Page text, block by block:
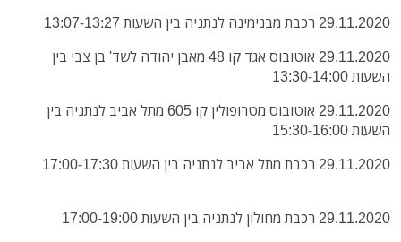
29.11.2020 רכבת מבנימינה לנתניה בין השעות 13:07-13:27
29.11.2020 אוטובוס אגד קו 48 מאבן יהודה לשד' בן צבי בין
השעות 13:30-14:00
29.11.2020 אוטובוס מטרופולין קו 605 מתל אביב לנתניה בין
השעות 15:30-16:00
29.11.2020 רכבת מחולון לנתניה בין השעות 17:00-19:00